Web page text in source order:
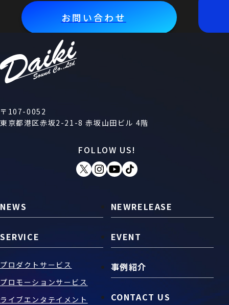
お問い合わせ
〒107-0052
東京都港区赤坂2-21-8 赤坂山田ビル 4階
FOLLOW US!
NEWS
SERVICE
プロダクトサービス
プロモーションサービス
ライブエンタテイメント
NEWRELEASE
EVENT
事例紹介
CONTACT US